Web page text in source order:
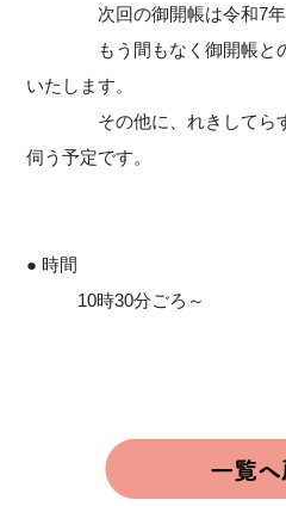
次回の御開帳は令和7年4
もう間もなく御開帳との
いたします。
その他に、れきしてらす
伺う予定です。
● 時間
10時30分ごろ～